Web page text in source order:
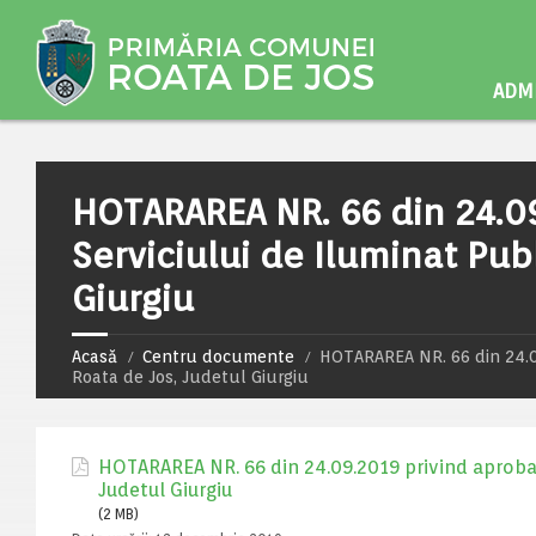
HOTARAREA NR. 66 din
Serviciului de Iluminat
Giurgiu
Acasă Centru documente
HOTARAREA NR. 66 din
Roata de Jos, Judetul Giurgiu
HOTARAREA NR. 66 din 24.09.2019 privind
Judetul Giurgiu
(2 MB)